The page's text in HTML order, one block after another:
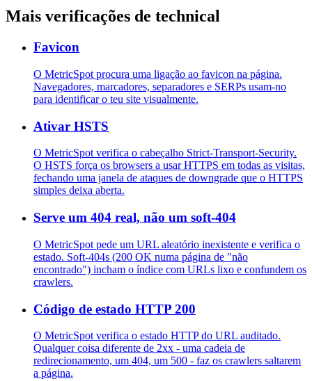
Mais verificações de technical
Favicon
O MetricSpot procura uma ligação ao favicon na página.
Navegadores, marcadores, separadores e SERPs usam-no
para identificar o teu site visualmente.
Ativar HSTS
O MetricSpot verifica o cabeçalho Strict-Transport-Security.
O HSTS força os browsers a usar HTTPS em todas as visitas,
fechando uma janela de ataques de downgrade que o HTTPS
simples deixa aberta.
Serve um 404 real, não um soft-404
O MetricSpot pede um URL aleatório inexistente e verifica o
estado. Soft-404s (200 OK numa página de "não
encontrado") incham o índice com URLs lixo e confundem os
crawlers.
Código de estado HTTP 200
O MetricSpot verifica o estado HTTP do URL auditado.
Qualquer coisa diferente de 2xx - uma cadeia de
redirecionamento, um 404, um 500 - faz os crawlers saltarem
a página.